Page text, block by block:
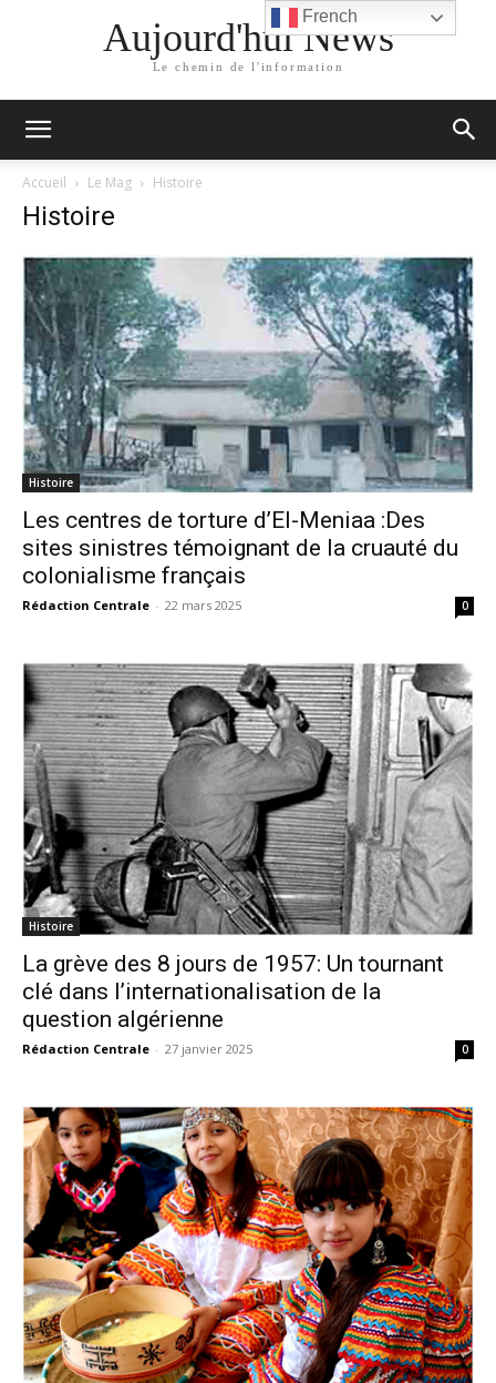
Aujourd'hui News
Le chemin de l'information
Accueil Le Mag Histoire
Histoire
Histoire
Les centres de torture d’El-Meniaa :Des
sites sinistres témoignant de la cruauté du
colonialisme français
Rédaction Centrale - 22 mars 2025 0
Histoire
La grève des 8 jours de 1957: Un tournant
clé dans l’internationalisation de la
question algérienne
Rédaction Centrale - 27 janvier 2025 0
French